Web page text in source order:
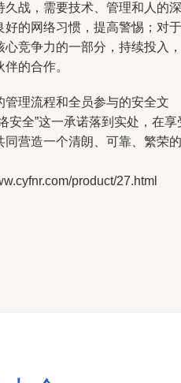
战，需要技术、管理和人的深
的网络习惯，提高警惕；对于
竞争力的一部分，持续投入，
的合作。
理流程和全员参与的安全文
安全”这一承诺落到实处，在享
营造一个清朗、可靠、繁荣的
product/27.html